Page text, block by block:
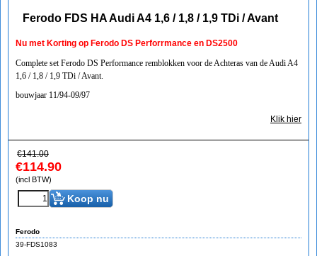
Ferodo FDS HA Audi A4 1,6 / 1,8 / 1,9 TDi / Avant
Nu met Korting op Ferodo DS Perforrmance en DS2500
Complete set Ferodo DS Performance remblokken voor de Achteras van de Audi A4
1,6 / 1,8 / 1,9 TDi / Avant.
bouwjaar 11/94-09/97
Klik hier
€141.00
€114.90
(incl BTW)
Koop nu
Ferodo
39-FDS1083